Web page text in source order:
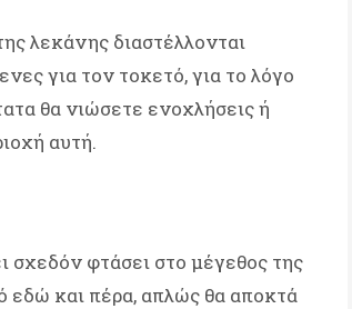
λεκάνης διαστέλλονται
για τον τοκετό, για το λόγο
θα νιώσετε ενοχλήσεις ή
αυτή.
σχεδόν φτάσει στο μέγεθος της
εδώ και πέρα, απλώς θα αποκτά